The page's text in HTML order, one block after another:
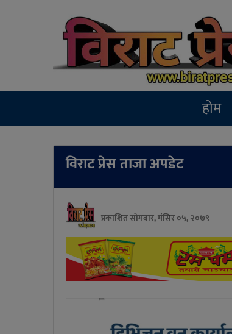
होम
विराट प्रेस ताजा अपडेट
प्रकाशित सोमबार, मंसिर ०५, २०७९